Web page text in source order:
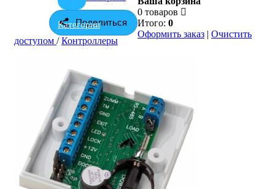
Категории
0 товаров
Итого: 0
Оформить заказ | Очистить
Поделиться
доступом /Контроллеры